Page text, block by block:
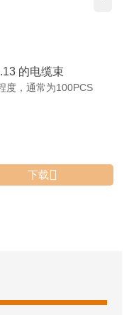
的电缆束
度，通常为100PCS
下载